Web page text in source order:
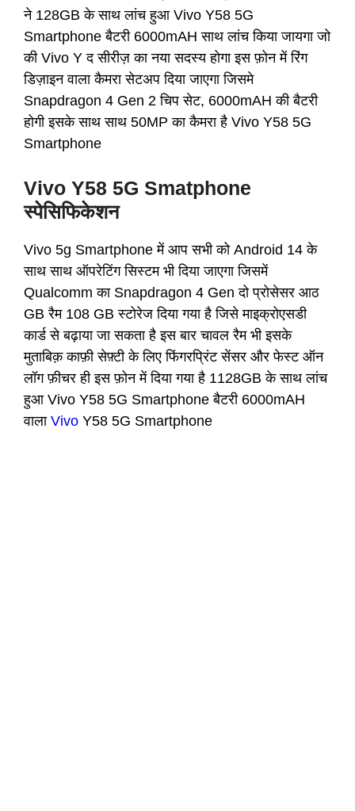
ने 128GB के साथ लांच हुआ Vivo Y58 5G
Smartphone बैटरी 6000mAH साथ लांच किया जायगा जो
की Vivo Y द सीरीज़ का नया सदस्य होगा इस फ़ोन में रिंग
डिज़ाइन वाला कैमरा सेटअप दिया जाएगा जिसमे
Snapdragon 4 Gen 2 चिप सेट, 6000mAH की बैटरी
होगी इसके साथ साथ 50MP का कैमरा है Vivo Y58 5G
Smartphone
Vivo Y58 5G Smatphone
स्पेसिफिकेशन
Vivo 5g Smartphone में आप सभी को Android 14 के
साथ साथ ऑपरेटिंग सिस्टम भी दिया जाएगा जिसमें
Qualcomm का Snapdragon 4 Gen दो प्रोसेसर आठ
GB रैम 108 GB स्टोरेज दिया गया है जिसे माइक्रोएसडी
कार्ड से बढ़ाया जा सकता है इस बार चावल रैम भी इसके
मुताबिक़ काफ़ी सेफ़्टी के लिए फिंगरप्रिंट सेंसर और फेस्ट ऑन
लॉग फ़ीचर ही इस फ़ोन में दिया गया है 1128GB के साथ लांच
हुआ Vivo Y58 5G Smartphone बैटरी 6000mAH
वाला Vivo Y58 5G Smartphone